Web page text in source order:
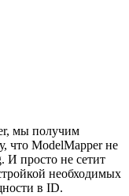
мы получим
что ModelMapper не
И просто не сетит
необходимых
в ID.